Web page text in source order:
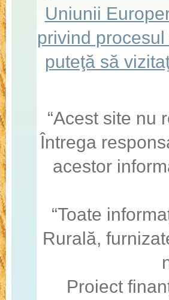
Uniunii
privind
puteţă să
“Acest site nu
Întrega
acestor
“Toate
Rurală,
Proiect